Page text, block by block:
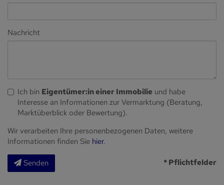
Nachricht
Ich bin Eigentümer:in einer Immobilie und habe
Interesse an Informationen zur Vermarktung (Beratung,
Marktüberblick oder Bewertung).
Wir verarbeiten Ihre personenbezogenen Daten, weitere
Informationen finden Sie hier.
Senden * Pflichtfelder